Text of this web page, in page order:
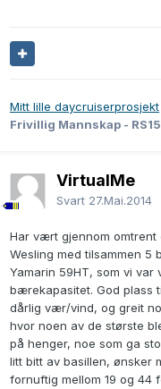
Mitt lille daycruiserprosjekt
Frivillig Mannskap -
VirtualMe
Svart 27.Mai.2014
Har vært gjennom omtrent
Wesling med tilsammen 5
Yamarin 59HT, som vi var
bærekapasitet. God plass
dårlig vær/vind, og greit
hvor noen av de største
på henger, noe som ga
litt bitt av basillen, ønsker
fornuftig mellom 19 og 44